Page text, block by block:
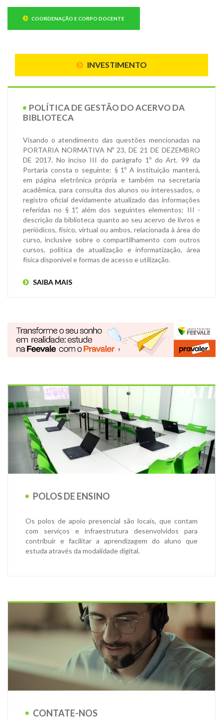
COORDENAÇÃO E CORPO DOCENTE
INVESTIMENTO
POLÍTICA DE GESTÃO DO ACERVO DA
BIBLIOTECA
Visando o atendimento das questões mencionadas na
PORTARIA NORMATIVA Nº 23, DE 21 DE DEZEMBRO
DE 2017. No inciso III do parágrafo 1º do Art. 99 da
Portaria consta o seguinte: § 1º A instituição manterá,
em página eletrônica própria e também na secretaria
acadêmica, para consulta dos alunos ou interessados, o
registro oficial devidamente atualizado das informações
referidas no § 1º, além dos seguintes elementos: III -
descrição da biblioteca quanto ao seu acervo de livros e
periódicos, físico, virtual ou ambos, relacionada à área do
curso, inclusive sobre o compartilhamento com outros
cursos, política de atualização e informatização, área
física disponível e formas de acesso e utilização.
SAIBA MAIS
POLOS DE ENSINO
Os polos de apoio presencial são locais, que contam
com serviços e infraestrutura desenvolvidos para
contribuir e facilitar a aprendizagem do aluno que
estuda através da modalidade digital.
CONTATE-NOS